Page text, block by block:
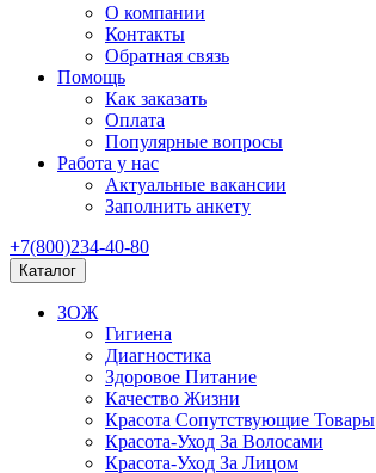
О компании
Контакты
Обратная связь
Помощь
Как заказать
Оплата
Популярные вопросы
Работа у нас
Актуальные вакансии
Заполнить анкету
+7(800)234-40-80
Каталог
ЗОЖ
Гигиена
Диагностика
Здоровое Питание
Качество Жизни
Красота Сопутствующие Товары
Красота-Уход За Волосами
Красота-Уход За Лицом